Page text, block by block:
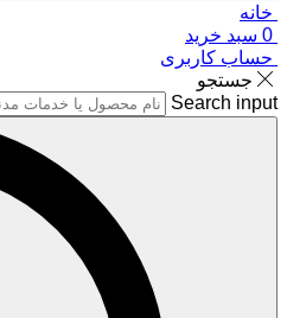
خانه
0 سبد خرید
حساب کاربری
جستجو
Search input